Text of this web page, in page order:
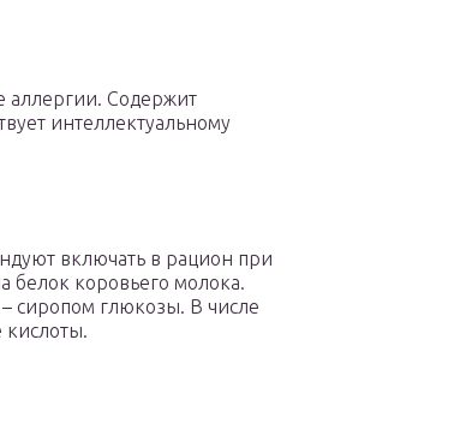
аллергии. Содержит
интеллектуальному
включать в рацион при
белок коровьего молока.
сиропом глюкозы. В числе